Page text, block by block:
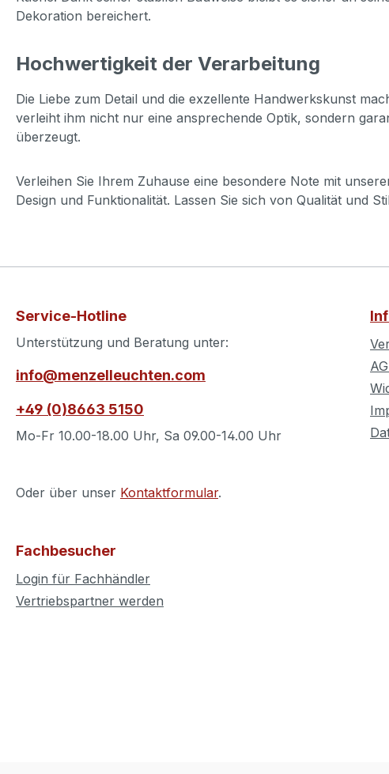
Dekoration bereichert.
Hochwertigkeit der Verarbeitung
Die Liebe zum Detail und die exzellente Handwerkskunst
verleiht ihm nicht nur eine ansprechende Optik, sondern
überzeugt.
Verleihen Sie Ihrem Zuhause eine besondere Note mit
Design und Funktionalität. Lassen Sie sich von Qualität und
Service-Hotline
Unterstützung und Beratung unter:
info@menzelleuchten.com
+49 (0)8663 5150
Mo-Fr 10.00-18.00 Uhr, Sa 09.00-14.00 Uhr
Oder über unser Kontaktformular.
Fachbesucher
Login für Fachhändler
Vertriebspartner werden